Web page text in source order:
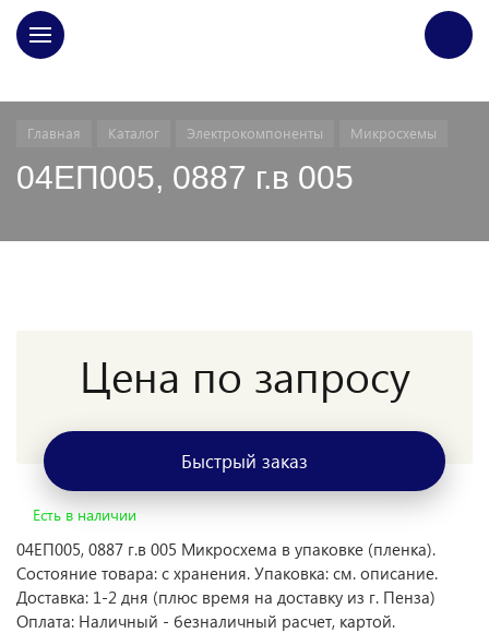
Главная Каталог Электрокомпоненты Микросхемы
04ЕП005, 0887 г.в 005
Есть в наличии
04ЕП005, 0887 г.в 005 Микросхема в упаковке (пленка).
Состояние товара: с хранения. Упаковка: см. описание.
Доставка: 1-2 дня (плюс время на доставку из г. Пенза)
Оплата: Наличный - безналичный расчет, картой.
Цена по запросу
Быстрый заказ